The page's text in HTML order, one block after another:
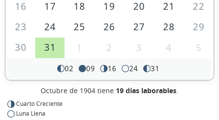
16
17 18 19 20 21
22
23
24 25 26 27 28
29
30
31 1 2 3 4 5
02 09 16 24 31
Octubre de 1904 tiene 19 días laborables.
Cuarto Creciente
Luna Llena